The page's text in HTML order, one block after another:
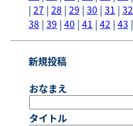
| 27 | 28 | 29 | 30 | 31 | 32
38 | 39 | 40 | 41 | 42 | 43 |
新規投稿
おなまえ
タイトル